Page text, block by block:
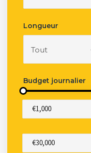
Longueur
Tout
Budget journalier